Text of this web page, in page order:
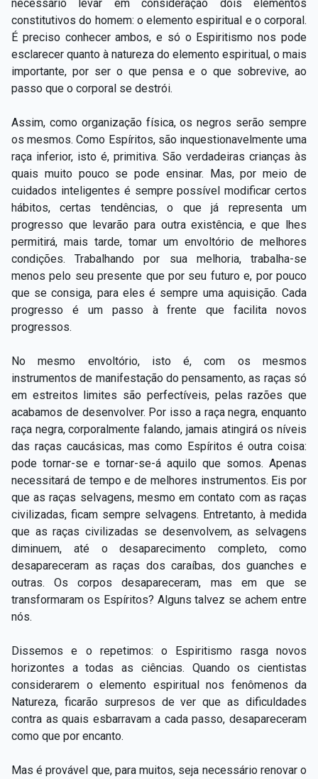
necessário levar em consideração dois elementos
constitutivos do homem: o elemento espiritual e o corporal.
É preciso conhecer ambos, e só o Espiritismo nos pode
esclarecer quanto à natureza do elemento espiritual, o mais
importante, por ser o que pensa e o que sobrevive, ao
passo que o corporal se destrói.
Assim, como organização física, os negros serão sempre
os mesmos. Como Espíritos, são inquestionavelmente uma
raça inferior, isto é, primitiva. São verdadeiras crianças às
quais muito pouco se pode ensinar. Mas, por meio de
cuidados inteligentes é sempre possível modificar certos
hábitos, certas tendências, o que já representa um
progresso que levarão para outra existência, e que lhes
permitirá, mais tarde, tomar um envoltório de melhores
condições. Trabalhando por sua melhoria, trabalha-se
menos pelo seu presente que por seu futuro e, por pouco
que se consiga, para eles é sempre uma aquisição. Cada
progresso é um passo à frente que facilita novos
progressos.
No mesmo envoltório, isto é, com os mesmos
instrumentos de manifestação do pensamento, as raças só
em estreitos limites são perfectíveis, pelas razões que
acabamos de desenvolver. Por isso a raça negra, enquanto
raça negra, corporalmente falando, jamais atingirá os níveis
das raças caucásicas, mas como Espíritos é outra coisa:
pode tornar-se e tornar-se-á aquilo que somos. Apenas
necessitará de tempo e de melhores instrumentos. Eis por
que as raças selvagens, mesmo em contato com as raças
civilizadas, ficam sempre selvagens. Entretanto, à medida
que as raças civilizadas se desenvolvem, as selvagens
diminuem, até o desaparecimento completo, como
desapareceram as raças dos caraíbas, dos guanches e
outras. Os corpos desapareceram, mas em que se
transformaram os Espíritos? Alguns talvez se achem entre
nós.
Dissemos e o repetimos: o Espiritismo rasga novos
horizontes a todas as ciências. Quando os cientistas
considerarem o elemento espiritual nos fenômenos da
Natureza, ficarão surpresos de ver que as dificuldades
contra as quais esbarravam a cada passo, desapareceram
como que por encanto.
Mas é provável que, para muitos, seja necessário renovar o